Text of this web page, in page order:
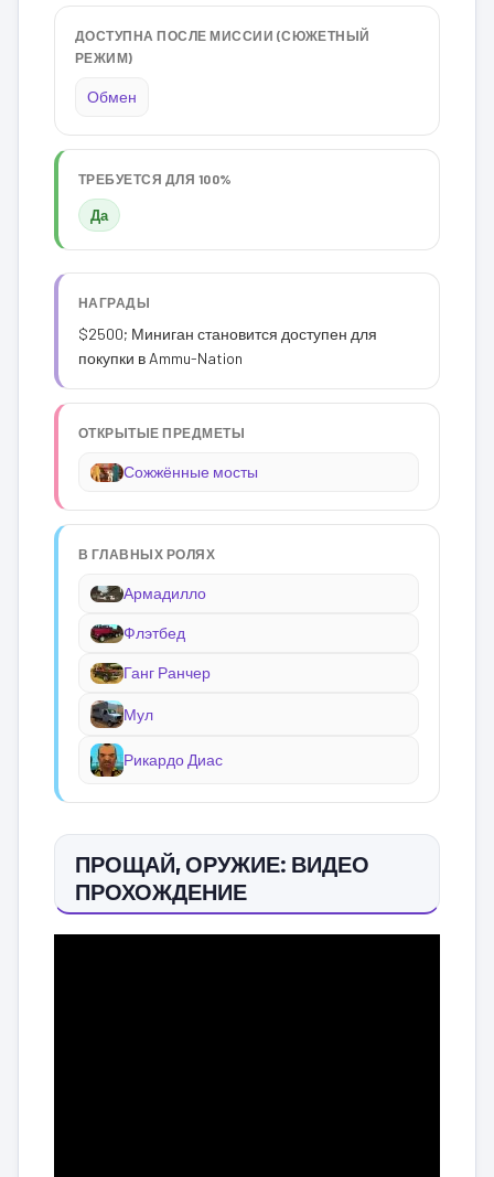
ДОСТУПНА ПОСЛЕ МИССИИ (СЮЖЕТНЫЙ
РЕЖИМ)
Обмен
ТРЕБУЕТСЯ ДЛЯ 100%
Да
НАГРАДЫ
$2500; Миниган становится доступен для
покупки в Ammu-Nation
ОТКРЫТЫЕ ПРЕДМЕТЫ
Сожжённые мосты
В ГЛАВНЫХ РОЛЯХ
Армадилло
Флэтбед
Ганг Ранчер
Мул
Рикардо Диас
ПРОЩАЙ, ОРУЖИЕ: ВИДЕО
ПРОХОЖДЕНИЕ